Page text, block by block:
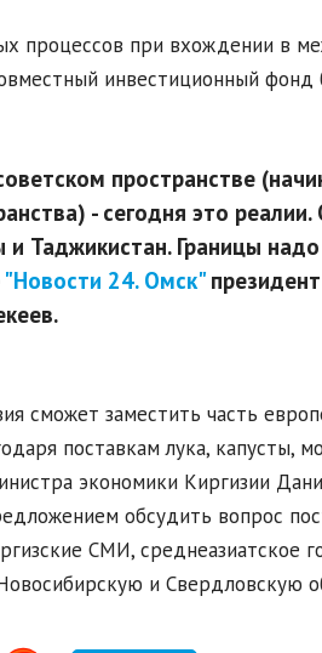
процессов при вхождении в
инвестиционный фонд
пространстве
- сегодня это
Таджикистан. Границы
"Новости 24. Омск"
сможет заместить часть
поставкам лука, капусты,
экономики Киргизии
обсудить вопрос
СМИ, среднеазиатское
и Свердловскую